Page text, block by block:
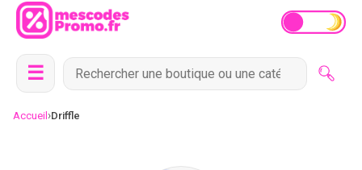
☰
Accueil ›Driffle